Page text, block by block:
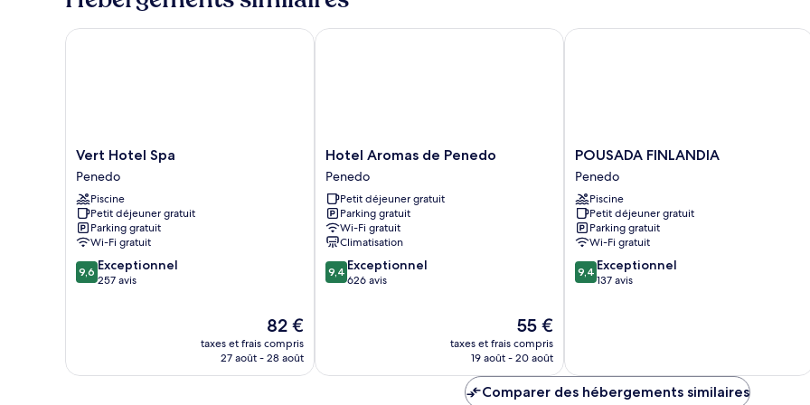
Chambre
Triple
Vert
Hotel
Spa
Penedo
Vert Hotel Spa
Penedo
Piscine
Petit déjeuner gratuit
Parking gratuit
Wi-Fi gratuit
9.6
sur
9,6 Exceptionnel
257 avis
Le
nouveau
prix
82 €
taxes et frais compris
27 août - 28 août
Vert Hotel Spa
Hotel
Aromas
de
Penedo
Penedo
Hotel Aromas de Penedo
Penedo
Petit déjeuner gratuit
Parking gratuit
Wi-Fi gratuit
Climatisation
9.4
sur
9,4 Exceptionnel
626 avis
Le
nouveau
prix
de
55 €
taxes et frais compris
19 août - 20 août
Hotel Aromas de Penedo
POUSADA
FINLANDIA
Penedo
POUSADA FINLANDIA
Penedo
Piscine
Petit déjeuner gratuit
Parking gratuit
Wi-Fi gratuit
9.4
sur
9,4 Exceptionnel
137 avis
POUSADA FINLANDIA
Comparer des hébergements similaires